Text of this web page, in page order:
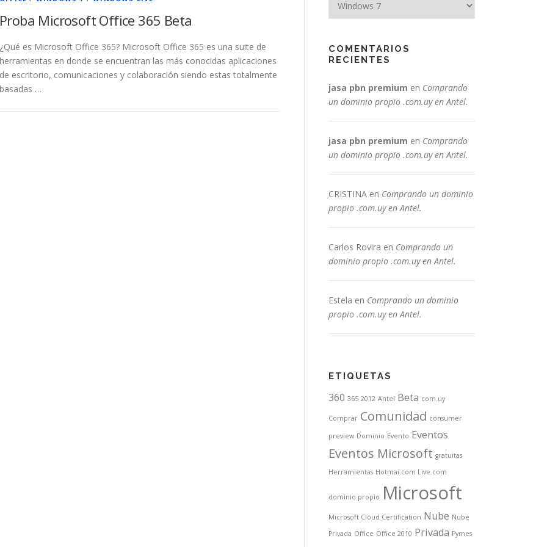
Proba Microsoft Office 365 Beta
¿Qué es Microsoft Office 365? Microsoft Office 365 es una suite de
herramientas en donde se encuentran las más conocidas aplicaciones
de escritorio, comunicaciones y colaboración siendo estas totalmente
basadas …
COMENTARIOS
RECIENTES
jasa pbn premium en Comprando
un dominio propio .com.uy en Antel.
jasa pbn premium en Comprando
un dominio propio .com.uy en Antel.
CRISTINA en Comprando un dominio
propio .com.uy en Antel.
Carlos Rovira en Comprando un
dominio propio .com.uy en Antel.
Estela en Comprando un dominio
propio .com.uy en Antel.
ETIQUETAS
360 365 2012 Antel Beta com.uy
Comprar Comunidad consumer
preview Dominio Evento Eventos
Eventos Microsoft gratuitas
Herramientas Hotmai.com Live.com
dominio propio Microsoft
Microsoft Cloud Certification Nube Nube
Privada Office Office 2010 Privada Pymes